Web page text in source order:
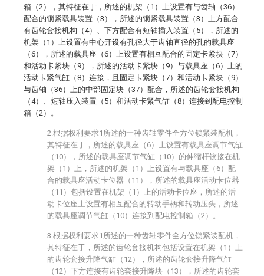
箱（2），其特征在于，所述的机架（1）上设置有与齿轴（36）
配合的锁紧载具装置（3），所述的锁紧载具装置（3）上方配合
有齿轮套接机构（4）、下方配合有短轴插入装置（5），所述的
机架（1）上设置有中心开设有孔径大于齿轴直径的孔的载具座
（6），所述的载具座（6）上设置有相互配合的固定卡紧块（7）
和活动卡紧块（9），所述的活动卡紧块（9）与载具座（6）上的
活动卡紧气缸（8）连接，且固定卡紧块（7）和活动卡紧块（9）
与齿轴（36）上的中部固定块（37）配合，所述的齿轮套接机构
（4）、短轴压入装置（5）和活动卡紧气缸（8）连接到配电控制
箱（2）。
2.根据权利要求1所述的一种齿轴零件全方位锁紧装配机，
其特征在于，所述的载具座（6）上设置有载具座调节气缸
（10），所述的载具座调节气缸（10）的伸缩杆铰接在机
架（1）上，所述的机架（1）上设置有与载具座（6）配
合的载具座活动卡位器（11），所述的载具座活动卡位器
（11）包括设置在机架（1）上的活动卡位座，所述的活
动卡位座上设置有相互配合的转动手柄和转动压头，所述
的载具座调节气缸（10）连接到配电控制箱（2）。
3.根据权利要求1所述的一种齿轴零件全方位锁紧装配机，
其特征在于，所述的齿轮套接机构包括设置在机架（1）上
的齿轮套接升降气缸（12），所述的齿轮套接升降气缸
（12）下方连接有齿轮套接升降块（13），所述的齿轮套